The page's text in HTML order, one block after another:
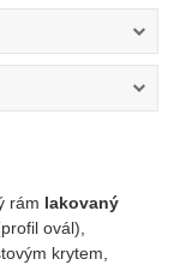
rám lakovaný
ovál),
krytem,